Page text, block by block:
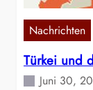
Nachrichten
Türkei und
Juni 30,